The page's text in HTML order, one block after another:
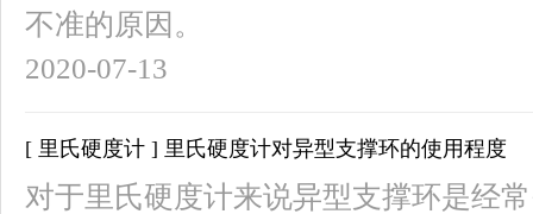
不准的原因。
2020-07-13
[ 里氏硬度计 ] 里氏硬度计对异型支撑环的使用程度
对于里氏硬度计来说异型支撑环是经